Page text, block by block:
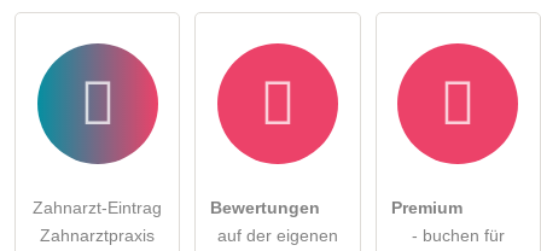
Zahnarzt-Eintrag
Zahnarztpraxis
Bewertungen
auf der eigenen
Premium
- buchen für